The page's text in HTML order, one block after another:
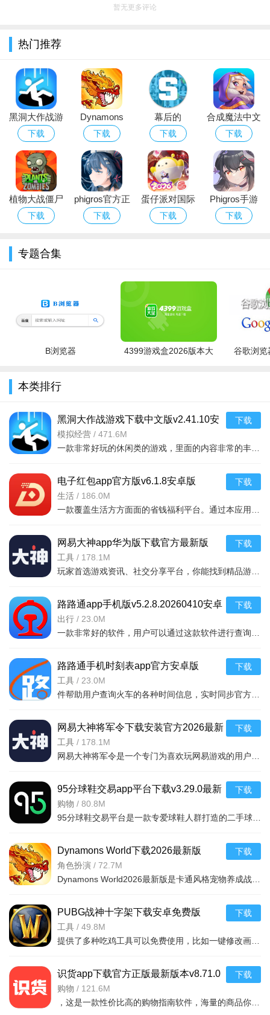
据喜好打造专属角色，提升游戏自由度。
定，每一次冒险都充满未知与惊喜。
4.以充满魔物的幻想大陆为背景，结合精美的魔幻画风，构建
出沉浸式的游戏世界，剧情副本和Boss战进一步丰富世界观。
疾风骑士游戏优势：
1.无锁定连招系统操作流畅，技能特效炫酷，能给玩家带来强
烈的爽快感和成就感。
2.涵盖多种职业、副本、任务和养成玩法，游戏生命周期长，
可满足不同玩家的需求。
3.职业选择、技能搭配、装备培养等方面均有较高自由度，玩
4.支持组队挑战和成就分享，增强玩家间的互动，提升游戏的
疾风骑士游戏亮点：
1.每一次冒险的地图和敌人布局都不同，避免玩法单调，保持
2.技能树系统为玩家提供丰富的技能选择，通过不同组合可实
现多种战斗策略，考验玩家的策略规划能力。
计细致，带来良好的视觉体验。
4.游戏内设有预约新游领钻石、首充好礼、VIP礼包、稀有皮
力。
暂无更多评论
热门推荐
黑洞大作战游
戏下载中文版
下载
Dynamons
World下载
2026最新版
下载
幕后的
Nextbots沙盒
游戏安卓最新
版本
下载
合成魔法中文
版
下载
植物大战僵尸
经典版下载安
下载
phigros官方正
版下载2026最
下载
蛋仔派对国际
服Eggy Party
下载
Phigros手游
官方下载最新
下载
专题合集
B浏览器
4399游戏盒2026版本大
谷歌浏览
本类排行
黑洞大作战游戏下载中文版v2.41.10安
卓版
模拟经营 / 471.6M
下载
电子红包app官方版v6.1.8安卓版
生活 / 186.0M
下载
网易大神app华为版下载官方最新版
v4.15.0华为版
工具 / 178.1M
下载
路路通app手机版v5.2.8.20260410安卓
版
出行 / 23.0M
下载
路路通手机时刻表app官方安卓版
v5.2.8.20260410安卓版
工具 / 23.0M
下载
网易大神将军令下载安装官方2026最新
版v4.15.0安卓版
工具 / 178.1M
下载
95分球鞋交易app平台下载v3.29.0最新
版
购物 / 80.8M
下载
Dynamons World下载2026最新版
v1.12.62 安卓版
角色扮演 / 72.7M
下载
PUBG战神十字架下载安卓免费版
v7.68.0安卓免费版
工具 / 49.8M
下载
识货app下载官方正版最新版本v8.71.0
安卓版
购物 / 121.6M
下载